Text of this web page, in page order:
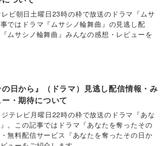
ビ朝日土曜日23時の枠で放送のドラマ『ムサ
ではドラマ『ムサシノ輪舞曲』の見逃し配
ムサシノ輪舞曲』みんなの感想・レビューを
の日から』（ドラマ）見逃し配信情報・み
・期待について
テレビ月曜日22時の枠で放送のドラマ『あな
。この記事ではドラマ『あなたを奪ったその
無料配信サービス『あなたを奪ったその日か